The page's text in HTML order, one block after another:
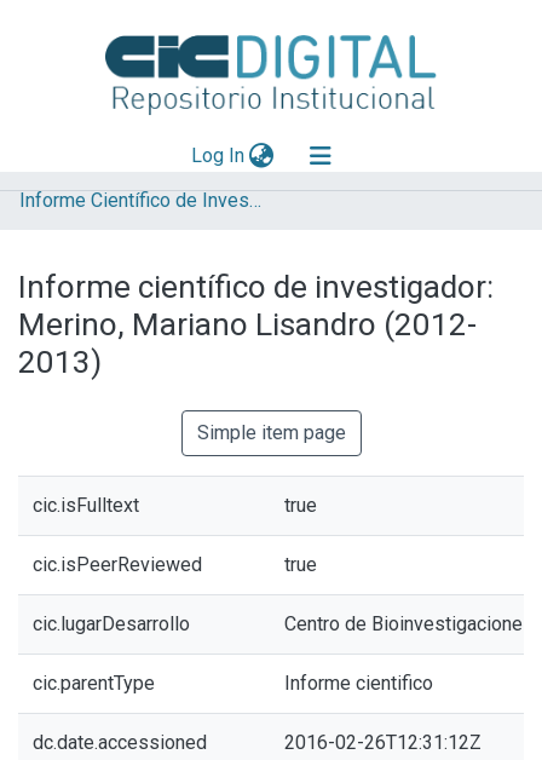
Log In(current)
Explorar
Aportar material
Statistics
Informe Científico de Investigador
Informe científico de investigador:
Merino, Mariano Lisandro (2012-
2013)
Simple item page
cic.isFulltext true
cic.isPeerReviewed true
cic.lugarDesarrollo Centro de Bioinvestigaciones
cic.parentType Informe cientifico
dc.date.accessioned 2016-02-26T12:31:12Z